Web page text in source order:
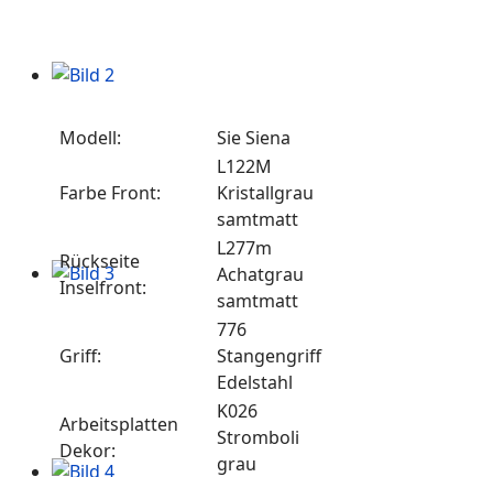
Modell: Sie Siena
Farbe Front:
L122M
Kristallgrau
samtmatt
Rückseite
Inselfront:
L277m
Achatgrau
samtmatt
Griff:
776
Stangengriff
Edelstahl
Arbeitsplatten
Dekor:
K026
Stromboli
grau